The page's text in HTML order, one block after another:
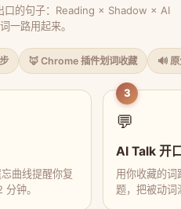
口的句子：Reading × Shadow × AI
一路用起来。
🦊 Chrome 插件划词收藏 🔊
曲线提醒你复
钟。
3
💬
AI Talk 开
用你收藏的词
题，把被动词